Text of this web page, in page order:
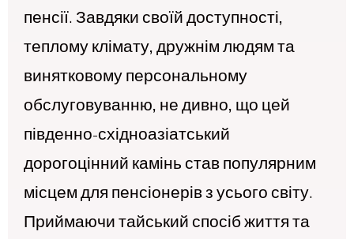
пенсії. Завдяки своїй доступності,
теплому клімату, дружнім людям та
винятковому персональному
обслуговуванню, не дивно, що цей
південно-східноазіатський
дорогоцінний камінь став популярним
місцем для пенсіонерів з усього світу.
Приймаючи тайський спосіб життя та